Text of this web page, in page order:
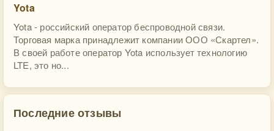
Yota
Yota - российский оператор беспроводной связи.
Торговая марка принадлежит компании ООО «Скартел».
В своей работе оператор Yota использует технологию
LTE, это но...
Последние отзывы